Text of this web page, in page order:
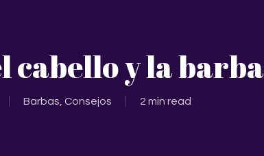
cabello y la barba
Barbas Consejos 2 min read